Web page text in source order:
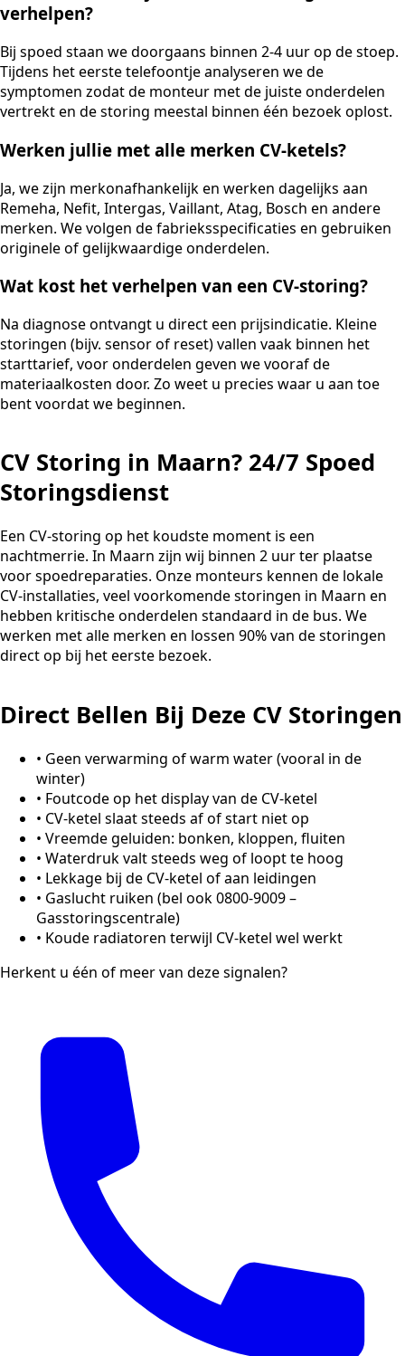
verhelpen?
Bij spoed staan we doorgaans binnen 2-4 uur op de stoep.
Tijdens het eerste telefoontje analyseren we de
symptomen zodat de monteur met de juiste onderdelen
vertrekt en de storing meestal binnen één bezoek oplost.
Werken jullie met alle merken CV-ketels?
Ja, we zijn merkonafhankelijk en werken dagelijks aan
Remeha, Nefit, Intergas, Vaillant, Atag, Bosch en andere
merken. We volgen de fabrieksspecificaties en gebruiken
originele of gelijkwaardige onderdelen.
Wat kost het verhelpen van een CV-storing?
Na diagnose ontvangt u direct een prijsindicatie. Kleine
storingen (bijv. sensor of reset) vallen vaak binnen het
starttarief, voor onderdelen geven we vooraf de
materiaalkosten door. Zo weet u precies waar u aan toe
bent voordat we beginnen.
CV Storing in Maarn? 24/7 Spoed
Storingsdienst
Een CV-storing op het koudste moment is een
nachtmerrie. In Maarn zijn wij binnen 2 uur ter plaatse
voor spoedreparaties. Onze monteurs kennen de lokale
CV-installaties, veel voorkomende storingen in Maarn en
hebben kritische onderdelen standaard in de bus. We
werken met alle merken en lossen 90% van de storingen
direct op bij het eerste bezoek.
Direct Bellen Bij Deze CV Storingen
• Geen verwarming of warm water (vooral in de
winter)
• Foutcode op het display van de CV-ketel
• CV-ketel slaat steeds af of start niet op
• Vreemde geluiden: bonken, kloppen, fluiten
• Waterdruk valt steeds weg of loopt te hoog
• Lekkage bij de CV-ketel of aan leidingen
• Gaslucht ruiken (bel ook 0800-9009 –
Gasstoringscentrale)
• Koude radiatoren terwijl CV-ketel wel werkt
Herkent u één of meer van deze signalen?